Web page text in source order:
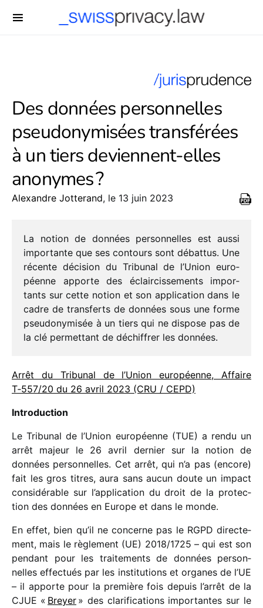
Des données personnelles
pseudonymisées transférées
à un tiers deviennent-elles
anonymes ?
Alexandre Jotterand, le 13 juin 2023
La notion de données person­nelles est aussi
impor­tante que ses contours sont débat­tus. Une
récente déci­sion du Tribunal de l’Union euro­
péenne apporte des éclair­cis­se­ments impor­
tants sur cette notion et son appli­ca­tion dans le
cadre de trans­ferts de données sous une forme
pseu­do­ny­mi­sée à un tiers qui ne dispose pas de
la clé permet­tant de déchif­frer les données.
Arrêt du Tribunal de l’Union euro­péenne, Affaire
T‑557/​20 du 26 avril 2023 (CRU /​ CEPD)
Introduction
Le Tribunal de l’Union euro­péenne (TUE) a rendu un
arrêt majeur le 26 avril dernier sur la notion de
données person­nelles. Cet arrêt, qui n’a pas (encore)
fait les gros titres, aura sans aucun doute un impact
consi­dé­rable sur l’application du droit de la protec­
tion des données en Europe et dans le monde.
En effet, bien qu’il ne concerne pas le RGPD direc­te­
ment, mais le règle­ment (UE) 2018/​1725 – qui est son
pendant pour les trai­te­ments de données person­
nelles effec­tués par les insti­tu­tions et organes de l’UE
– il apporte pour la première fois depuis l’arrêt de la
CJUE « Breyer » des clari­fi­ca­tions impor­tantes sur le